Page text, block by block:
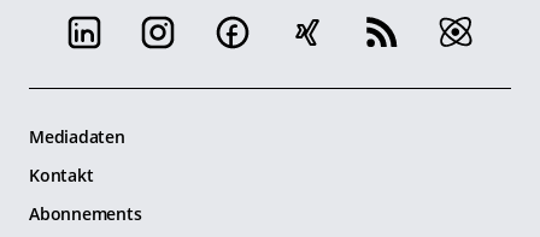
Mediadaten
Kontakt
Abonnements